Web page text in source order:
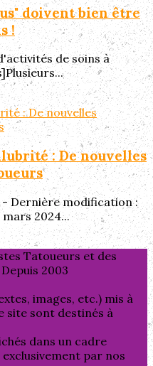
doivent bien être
!
de soins à
: De nouvelles
- Dernière modification :
2024...
Tatoueurs et des
2003
images, etc.) mis à
site sont destinés à
dans un cadre
par nos